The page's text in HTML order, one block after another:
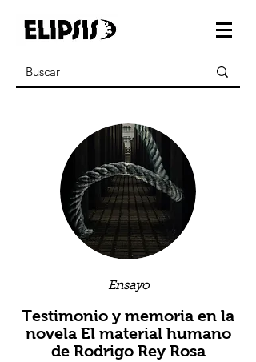
Ensayo
Testimonio y memoria en la
novela El material humano
de Rodrigo Rey Rosa